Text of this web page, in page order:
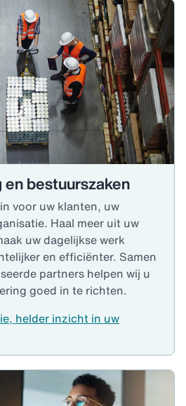
bestuurszaken
voor uw klanten, uw
Haal meer uit uw
uw dagelijkse werk
en efficiënter. Samen
partners helpen wij u
goed in te richten.
helder inzicht in uw